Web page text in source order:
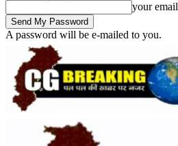
your email
A password will be e-mailed to you.